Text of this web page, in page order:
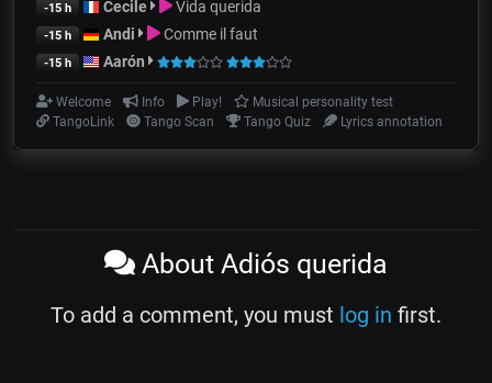
-15 h Cecile Vida querida
-15 h Andi Comme il faut
-15 h Aarón
Welcome Info Play!
Musical personality test
TangoLink
Tango Scan Tango Quiz Lyrics annotation
About Adiós querida
To add a comment, you must log in first.